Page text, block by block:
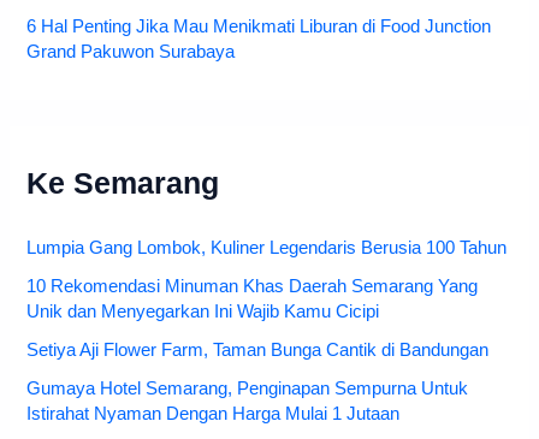
6 Hal Penting Jika Mau Menikmati Liburan di Food Junction
Grand Pakuwon Surabaya
Ke Semarang
Lumpia Gang Lombok, Kuliner Legendaris Berusia 100 Tahun
10 Rekomendasi Minuman Khas Daerah Semarang Yang
Unik dan Menyegarkan Ini Wajib Kamu Cicipi
Setiya Aji Flower Farm, Taman Bunga Cantik di Bandungan
Gumaya Hotel Semarang, Penginapan Sempurna Untuk
Istirahat Nyaman Dengan Harga Mulai 1 Jutaan